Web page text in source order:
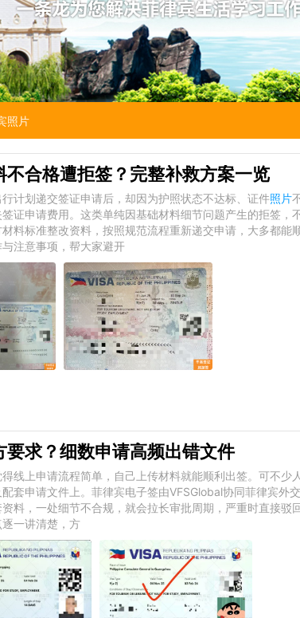
照片
不合格遭拒签？完整补救方案一览
计划递交签证申请后，却因为护照状态不达标、证件照片
证申请费用。这类单纯因基础材料细节问题产生的拒签，
料标准整改资料，按照规范流程重新递交申请，大多都能
注意事项，帮大家避开
要求？细数申请高频出错文件
线上申请流程简单，自己上传材料就能顺利出签。可不少
套申请文件上。菲律宾电子签由VFSGlobal协同菲律宾外
料，一处细节不合规，就会拉长审批周期，严重时直接驳
一讲清楚，方